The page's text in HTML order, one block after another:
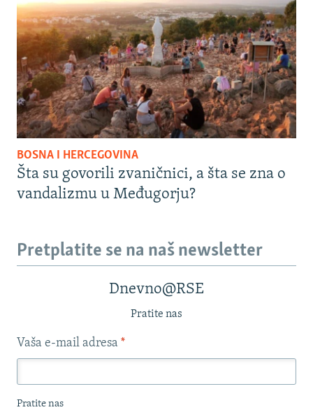
BOSNA I HERCEGOVINA
Šta su govorili zvaničnici, a šta se zna o
vandalizmu u Međugorju?
Pretplatite se na naš newsletter
Dnevno@RSE
Pratite nas
Vaša e-mail adresa *
Pratite nas